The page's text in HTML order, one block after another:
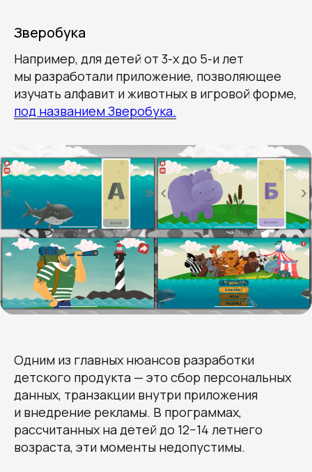
Зверобука
Например, для детей от 3-х до 5-и лет
мы разработали приложение, позволяющее
изучать алфавит и животных в игровой форме,
под названием Зверобука.
Одним из главных нюансов разработки
детского продукта — это сбор персональных
данных, транзакции внутри приложения
и внедрение рекламы. В программах,
рассчитанных на детей до 12−14 летнего
возраста, эти моменты недопустимы.